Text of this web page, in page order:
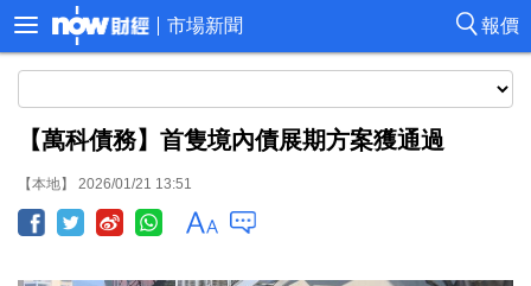
報價
市場新聞
【萬科債務】首隻境內債展期方案獲通過
【本地】 2026/01/21 13:51